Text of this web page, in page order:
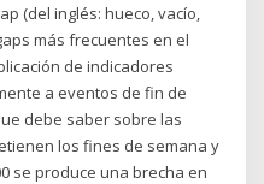
(del inglés: hueco, vacío,
más frecuentes en el
de indicadores
a eventos de fin de
debe saber sobre las
los fines de semana y
se produce una brecha en